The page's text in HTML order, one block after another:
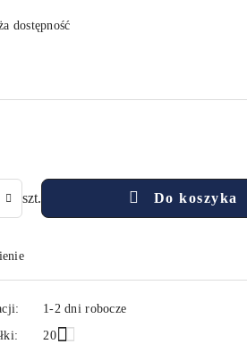
dostępność
szt. Do koszyka
1-2 dni robocze
20